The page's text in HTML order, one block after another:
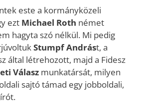
este a kormányközeli
ezt Michael Roth német
hagyta szó nélkül. Mi pedig
Stumpf Andrást, a
által létrehozott, majd a Fidesz
Válasz munkatársát, milyen
sajtó támad egy jobboldali,